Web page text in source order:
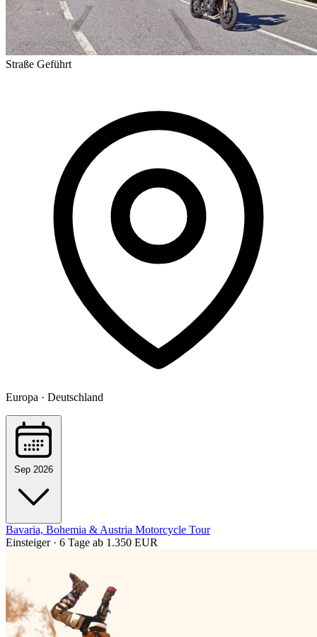
Straße Geführt
Europa · Deutschland
Sep 2026
Bavaria, Bohemia & Austria Motorcycle Tour
Einsteiger · 6 Tage ab 1.350 EUR